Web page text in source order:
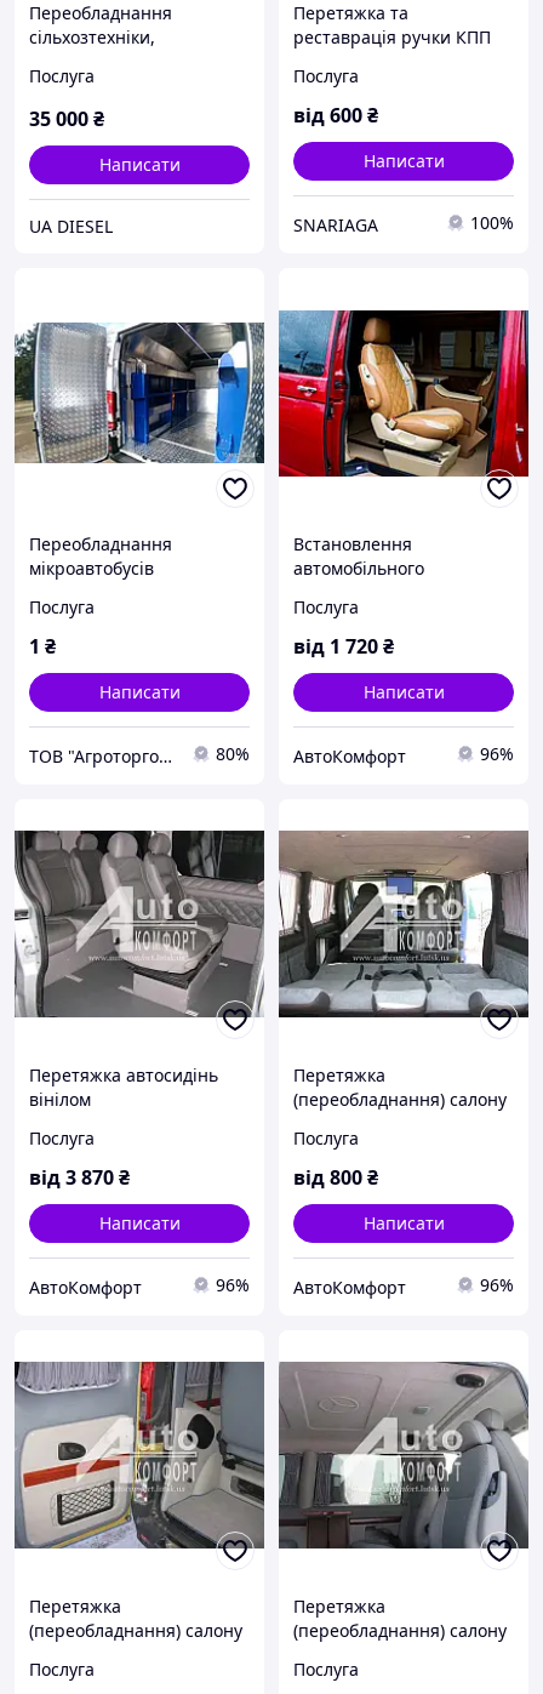
Переобладнання
сільхозтехніки,
під двигуна ЯМЗ
Послуга
35 000₴
Написати
UA DIESEL
Перетяжка та
реставрація ручки КПП
Послуга
від600₴
Написати
SNARIAGA 100%
Переобладнання
мікроавтобусів
Послуга
1 ₴
Написати
ТОВ "Агроторгова компанія" 80%
Встановлення
автомобільного
безпеки
Послуга
від 1 720₴
Написати
AвтоКомфорт 96%
Перетяжка автосидінь
вінілом
Послуга
від3 870₴
Написати
AвтоКомфорт 96%
Перетяжка
(переобладнання) салону
Трафік)
Послуга
від800₴
Написати
AвтоКомфорт 96%
Перетяжка
(переобладнання) салону
Примастар)
Послуга
Перетяжка
(переобладнання) салону
(Мерседес-Бенц Віто)
Послуга